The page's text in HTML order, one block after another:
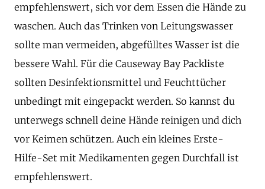
empfehlenswert, sich vor dem Essen die Hände zu
waschen. Auch das Trinken von Leitungswasser
sollte man vermeiden, abgefülltes Wasser ist die
bessere Wahl. Für die Causeway Bay Packliste
sollten Desinfektionsmittel und Feuchttücher
unbedingt mit eingepackt werden. So kannst du
unterwegs schnell deine Hände reinigen und dich
vor Keimen schützen. Auch ein kleines Erste-
Hilfe-Set mit Medikamenten gegen Durchfall ist
empfehlenswert.